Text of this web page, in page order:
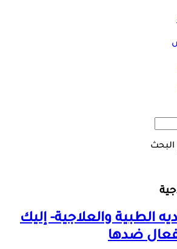
البحث
الطبية والعلاجية- إليك
ضدها